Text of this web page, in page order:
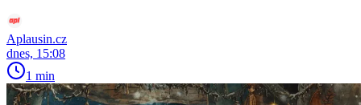
Aplausin.cz
dnes, 15:08
1 min